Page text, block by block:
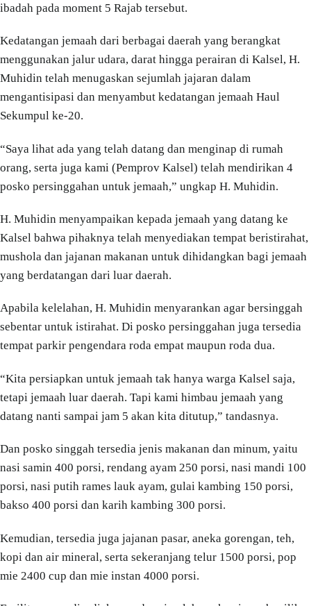
ibadah pada moment 5 Rajab tersebut.
Kedatangan jemaah dari berbagai daerah yang berangkat
menggunakan jalur udara, darat hingga perairan di Kalsel, H.
Muhidin telah menugaskan sejumlah jajaran dalam
mengantisipasi dan menyambut kedatangan jemaah Haul
Sekumpul ke-20.
“Saya lihat ada yang telah datang dan menginap di rumah
orang, serta juga kami (Pemprov Kalsel) telah mendirikan 4
posko persinggahan untuk jemaah,” ungkap H. Muhidin.
H. Muhidin menyampaikan kepada jemaah yang datang ke
Kalsel bahwa pihaknya telah menyediakan tempat beristirahat,
mushola dan jajanan makanan untuk dihidangkan bagi jemaah
yang berdatangan dari luar daerah.
Apabila kelelahan, H. Muhidin menyarankan agar bersinggah
sebentar untuk istirahat. Di posko persinggahan juga tersedia
tempat parkir pengendara roda empat maupun roda dua.
“Kita persiapkan untuk jemaah tak hanya warga Kalsel saja,
tetapi jemaah luar daerah. Tapi kami himbau jemaah yang
datang nanti sampai jam 5 akan kita ditutup,” tandasnya.
Dan posko singgah tersedia jenis makanan dan minum, yaitu
nasi samin 400 porsi, rendang ayam 250 porsi, nasi mandi 100
porsi, nasi putih rames lauk ayam, gulai kambing 150 porsi,
bakso 400 porsi dan karih kambing 300 porsi.
Kemudian, tersedia juga jajanan pasar, aneka gorengan, teh,
kopi dan air mineral, serta sekeranjang telur 1500 porsi, pop
mie 2400 cup dan mie instan 4000 porsi.